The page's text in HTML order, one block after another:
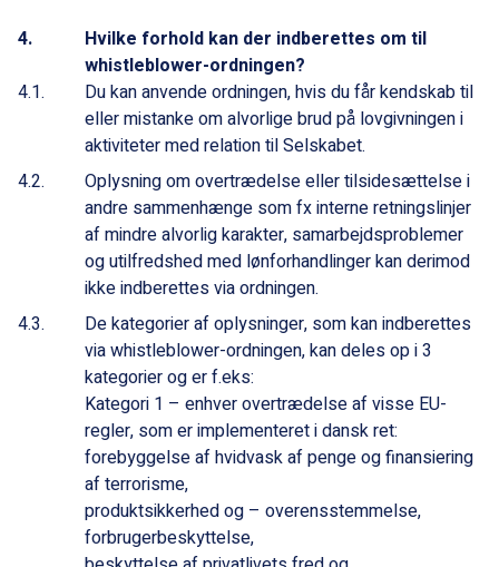
Hvilke forhold kan der indberettes om til
whistleblower-ordningen?
Du kan anvende ordningen, hvis du får kendskab til
eller mistanke om alvorlige brud på lovgivningen i
aktiviteter med relation til Selskabet.
Oplysning om overtrædelse eller tilsidesættelse i
andre sammenhænge som fx interne retningslinjer
af mindre alvorlig karakter, samarbejdsproblemer
og utilfredshed med lønforhandlinger kan derimod
ikke indberettes via ordningen.
De kategorier af oplysninger, som kan indberettes
via whistleblower-ordningen, kan deles op i 3
kategorier og er f.eks:
Kategori 1 – enhver overtrædelse af visse EU-
regler, som er implementeret i dansk ret:
forebyggelse af hvidvask af penge og finansiering
af terrorisme,
produktsikkerhed og – overensstemmelse,
forbrugerbeskyttelse,